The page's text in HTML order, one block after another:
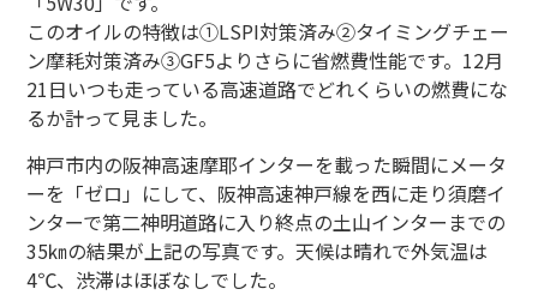
このオイルの特徴は①LSPI対策済み②タイミングチェー
ン摩耗対策済み③GF5よりさらに省燃費性能です。12月
21日いつも走っている高速道路でどれくらいの燃費にな
るか計って見ました。
神戸市内の阪神高速摩耶インターを載った瞬間にメータ
ーを「ゼロ」にして、阪神高速神戸線を西に走り須磨イ
ンターで第二神明道路に入り終点の土山インターまでの
35㎞の結果が上記の写真です。天候は晴れで外気温は
4℃、渋滞はほぼなしでした。